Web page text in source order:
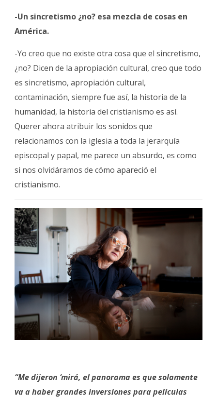
-Un sincretismo ¿no? esa mezcla de cosas en
América.
-Yo creo que no existe otra cosa que el sincretismo,
¿no? Dicen de la apropiación cultural, creo que todo
es sincretismo, apropiación cultural,
contaminación, siempre fue así, la historia de la
humanidad, la historia del cristianismo es así.
Querer ahora atribuir los sonidos que
relacionamos con la iglesia a toda la jerarquía
episcopal y papal, me parece un absurdo, es como
si nos olvidáramos de cómo apareció el
cristianismo.
“Me dijeron ‘mirá, el panorama es que solamente
va a haber grandes inversiones para películas